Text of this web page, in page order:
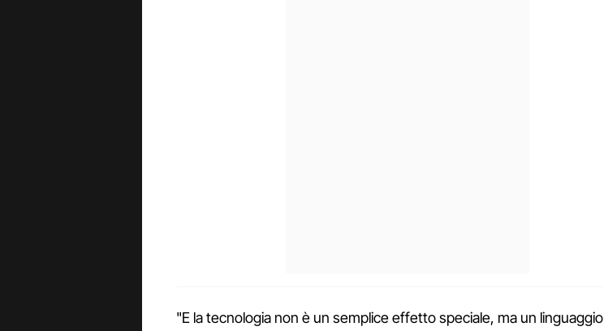
"E la tecnologia non è un semplice effetto speciale, ma un linguaggio